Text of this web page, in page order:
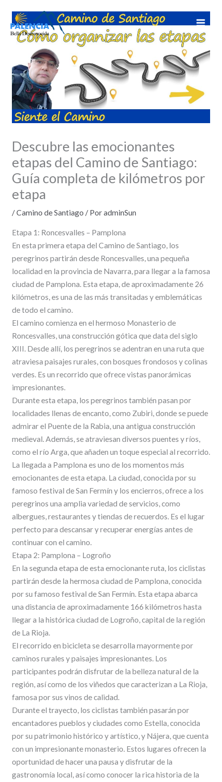
contenido
Descubre las emocionantes
etapas del Camino de Santiago:
Guía completa de kilómetros por
etapa
/Camino de Santiago / PoradminSun
Etapa 1: Roncesvalles – Pamplona
En esta primera etapa del Camino de Santiago, los
peregrinos partirán desde Roncesvalles, una pequeña
localidad en la provincia de Navarra, para llegar a la famosa
ciudad de Pamplona. Esta etapa, de aproximadamente 26
kilómetros, es una de las más transitadas y emblemáticas
de todo el camino.
El camino comienza en el hermoso Monasterio de
Roncesvalles, una construcción gótica que data del siglo
XIII. Desde allí, los peregrinos se adentran en una ruta que
atraviesa paisajes rurales, con bosques frondosos y colinas
verdes. Es un recorrido que ofrece vistas panorámicas
impresionantes.
Durante esta etapa, los peregrinos también pasan por
localidades llenas de encanto, como Zubiri, donde se puede
admirar el Puente de la Rabia, una antigua construcción
medieval. Además, se atraviesan diversos puentes y ríos,
como el río Arga, que añaden un toque especial al recorrido.
La llegada a Pamplona es uno de los momentos más
emocionantes de esta etapa. La ciudad, conocida por su
famoso festival de San Fermín y los encierros, ofrece a los
peregrinos una amplia variedad de servicios, como
albergues, restaurantes y tiendas de recuerdos. Es el lugar
perfecto para descansar y recuperar energías antes de
continuar con el camino.
Etapa 2: Pamplona – Logroño
En la segunda etapa de esta emocionante ruta, los ciclistas
partirán desde la hermosa ciudad de Pamplona, conocida
por su famoso festival de San Fermín. Esta etapa abarca
una distancia de aproximadamente 166 kilómetros hasta
llegar a la histórica ciudad de Logroño, capital de la región
de La Rioja.
El recorrido en bicicleta se desarrolla mayormente por
caminos rurales y paisajes impresionantes. Los
participantes podrán disfrutar de la belleza natural de la
región, así como de los viñedos que caracterizan a La Rioja,
famosa por sus vinos de calidad.
Durante el trayecto, los ciclistas también pasarán por
encantadores pueblos y ciudades como Estella, conocida
por su patrimonio histórico y artístico, y Nájera, que cuenta
con un impresionante monasterio. Estos lugares ofrecen la
oportunidad de hacer una pausa y disfrutar de la
gastronomía local, así como conocer la rica historia de la